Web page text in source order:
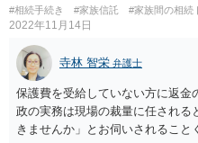
#相続手続き #家族信託 #家族間の相続
2022年11月14日
寺林 智栄 弁護士
保護費を受給していない方に返金
政の実務は現場の裁量に任される
きませんか」とお伺いされるこ